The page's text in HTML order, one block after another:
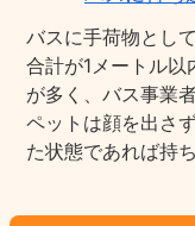
バスに手荷物とし
合計が1メートル
が多く、バス事業
ペットは顔を出さ
た状態であれば持